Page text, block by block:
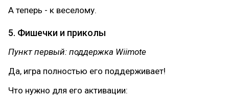
А теперь - к веселому.
5. Фишечки и приколы
Пункт первый: поддержка Wiimote
Да, игра полностью его поддерживает!
Что нужно для его активации: